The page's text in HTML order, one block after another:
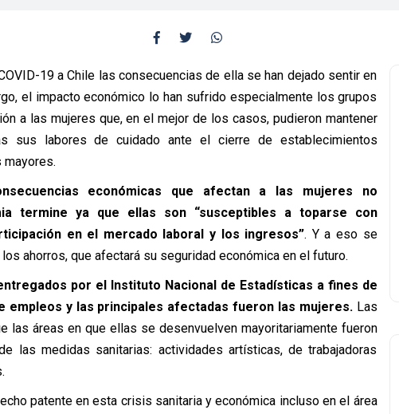
19 a Chile las consecuencias de ella se han dejado sentir en
el impacto económico lo han sufrido especialmente los grupos
a las mujeres que, en el mejor de los casos, pudieron mantener
sus labores de cuidado ante el cierre de establecimientos
mayores.
económicas que afectan a las mujeres no
termine ya que ellas son “susceptibles a toparse con
en el mercado laboral y los ingresos”. Y a eso se
ahorros, que afectará su seguridad económica en el futuro.
por el Instituto Nacional de Estadísticas a fines de
empleos y las principales afectadas fueron las mujeres.Las
las áreas en que ellas se desenvuelven mayoritariamente fueron
las medidas sanitarias: actividades artísticas, de trabajadoras
patente en esta crisis sanitaria y económica incluso en el área